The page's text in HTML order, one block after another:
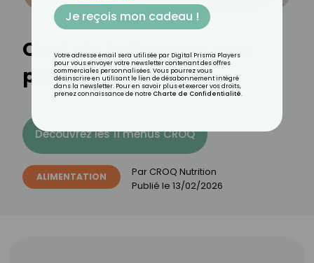
Quel vin boire avec une
pintade ?
Découvrez les 11 menus CROQ
ALIMENTATION Par CROQ Nutrition
Publié le 13/02/2026
Je reçois mon cadeau !
Votre adresse email sera utilisée par Digital Prisma Players
pour vous envoyer votre newsletter contenant des offres
commerciales personnalisées. Vous pourrez vous
désinscrire en utilisant le lien de désabonnement intégré
dans la newsletter. Pour en savoir plus et exercer vos droits,
prenez connaissance de notre Charte de Confidentialité.